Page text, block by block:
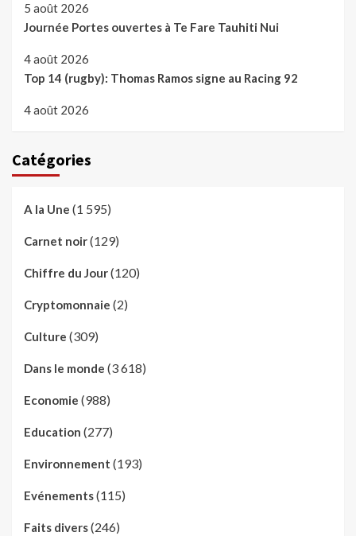
5 août 2026
Journée Portes ouvertes à Te Fare Tauhiti Nui
4 août 2026
Top 14 (rugby): Thomas Ramos signe au Racing 92
4 août 2026
Catégories
A la Une (1 595)
Carnet noir(129)
Chiffre du Jour(120)
Cryptomonnaie (2)
Culture (309)
Dans le monde (3 618)
Economie (988)
Education (277)
Environnement (193)
Evénements(115)
Faits divers(246)